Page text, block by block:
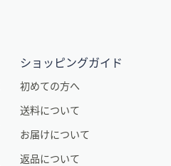
ショッピングガイド
初めての方へ
送料について
お届けについて
返品について